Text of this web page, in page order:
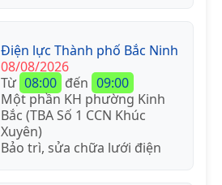
Điện lực Thành phố Bắc Ninh
08/08/2026
Từ 08:00 đến 09:00
Một phần KH phường Kinh
Bắc (TBA Số 1 CCN Khúc
Xuyên)
Bảo trì, sửa chữa lưới điện